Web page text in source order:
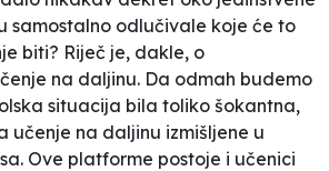
samostalno odlučivale koje će to
biti? Riječ je, dakle, o
na daljinu. Da odmah budemo
situacija bila toliko šokantna,
učenje na daljinu izmišljene u
Ove platforme postoje i učenici